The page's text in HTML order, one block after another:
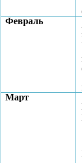
Февраль
Март